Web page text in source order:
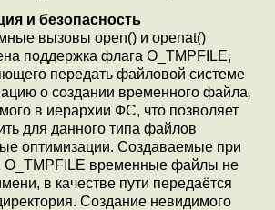
и безопасность
вызовы open() и openat()
поддержка флага O_TMPFILE,
передать файловой системе
о создании временного файла,
в иерархии ФС, что позволяет
для данного типа файлов
оптимизации. Создаваемые при
временные файлы не
в качестве пути передаётся
Создание невидимого